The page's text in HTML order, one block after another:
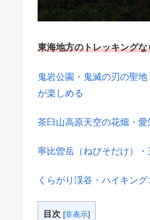
東海地方のトレッキング
鬼岩公園・鬼滅の刃の聖
が楽しめる
茶臼山高原天空の花畑・
寧比曽岳（ねびそだけ）
くらがり渓谷・ハイキン
目次 [非表示]